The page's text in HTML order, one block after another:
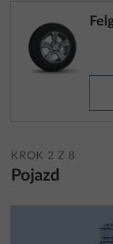
KROK 2 Z 8
Pojazd